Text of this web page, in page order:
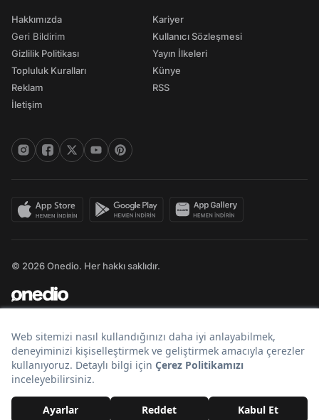
Hakkımızda
Geri Bildirim
Gizlilik Politikası
Topluluk Kuralları
Reklam
İletişim
Kariyer
Kullanıcı Sözleşmesi
Yayın İlkeleri
Künye
RSS
© 2026 Onedio. Her hakkı saklıdır.
Bir markasıdır.